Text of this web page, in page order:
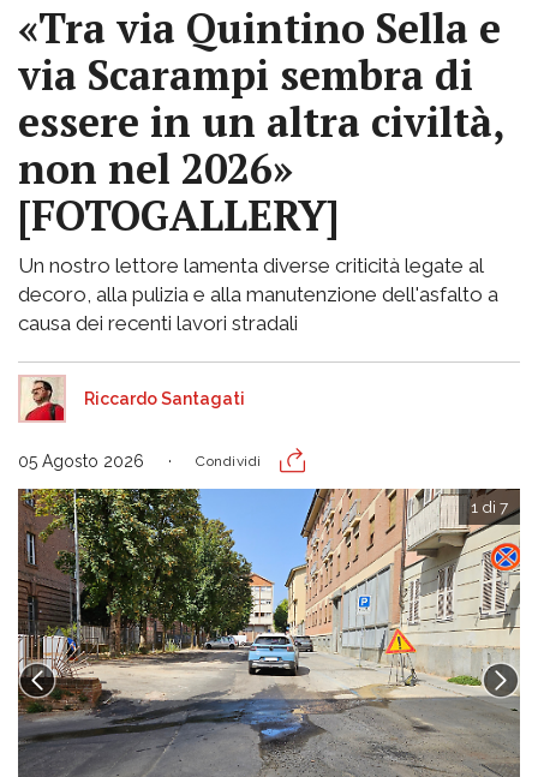
«Tra via Quintino Sella e
via Scarampi sembra di
essere in un altra civiltà,
non nel 2026»
[FOTOGALLERY]
Un nostro lettore lamenta diverse criticità legate al
decoro, alla pulizia e alla manutenzione dell'asfalto a
causa dei recenti lavori stradali
Riccardo Santagati
05 Agosto 2026 Condividi
1 di 7